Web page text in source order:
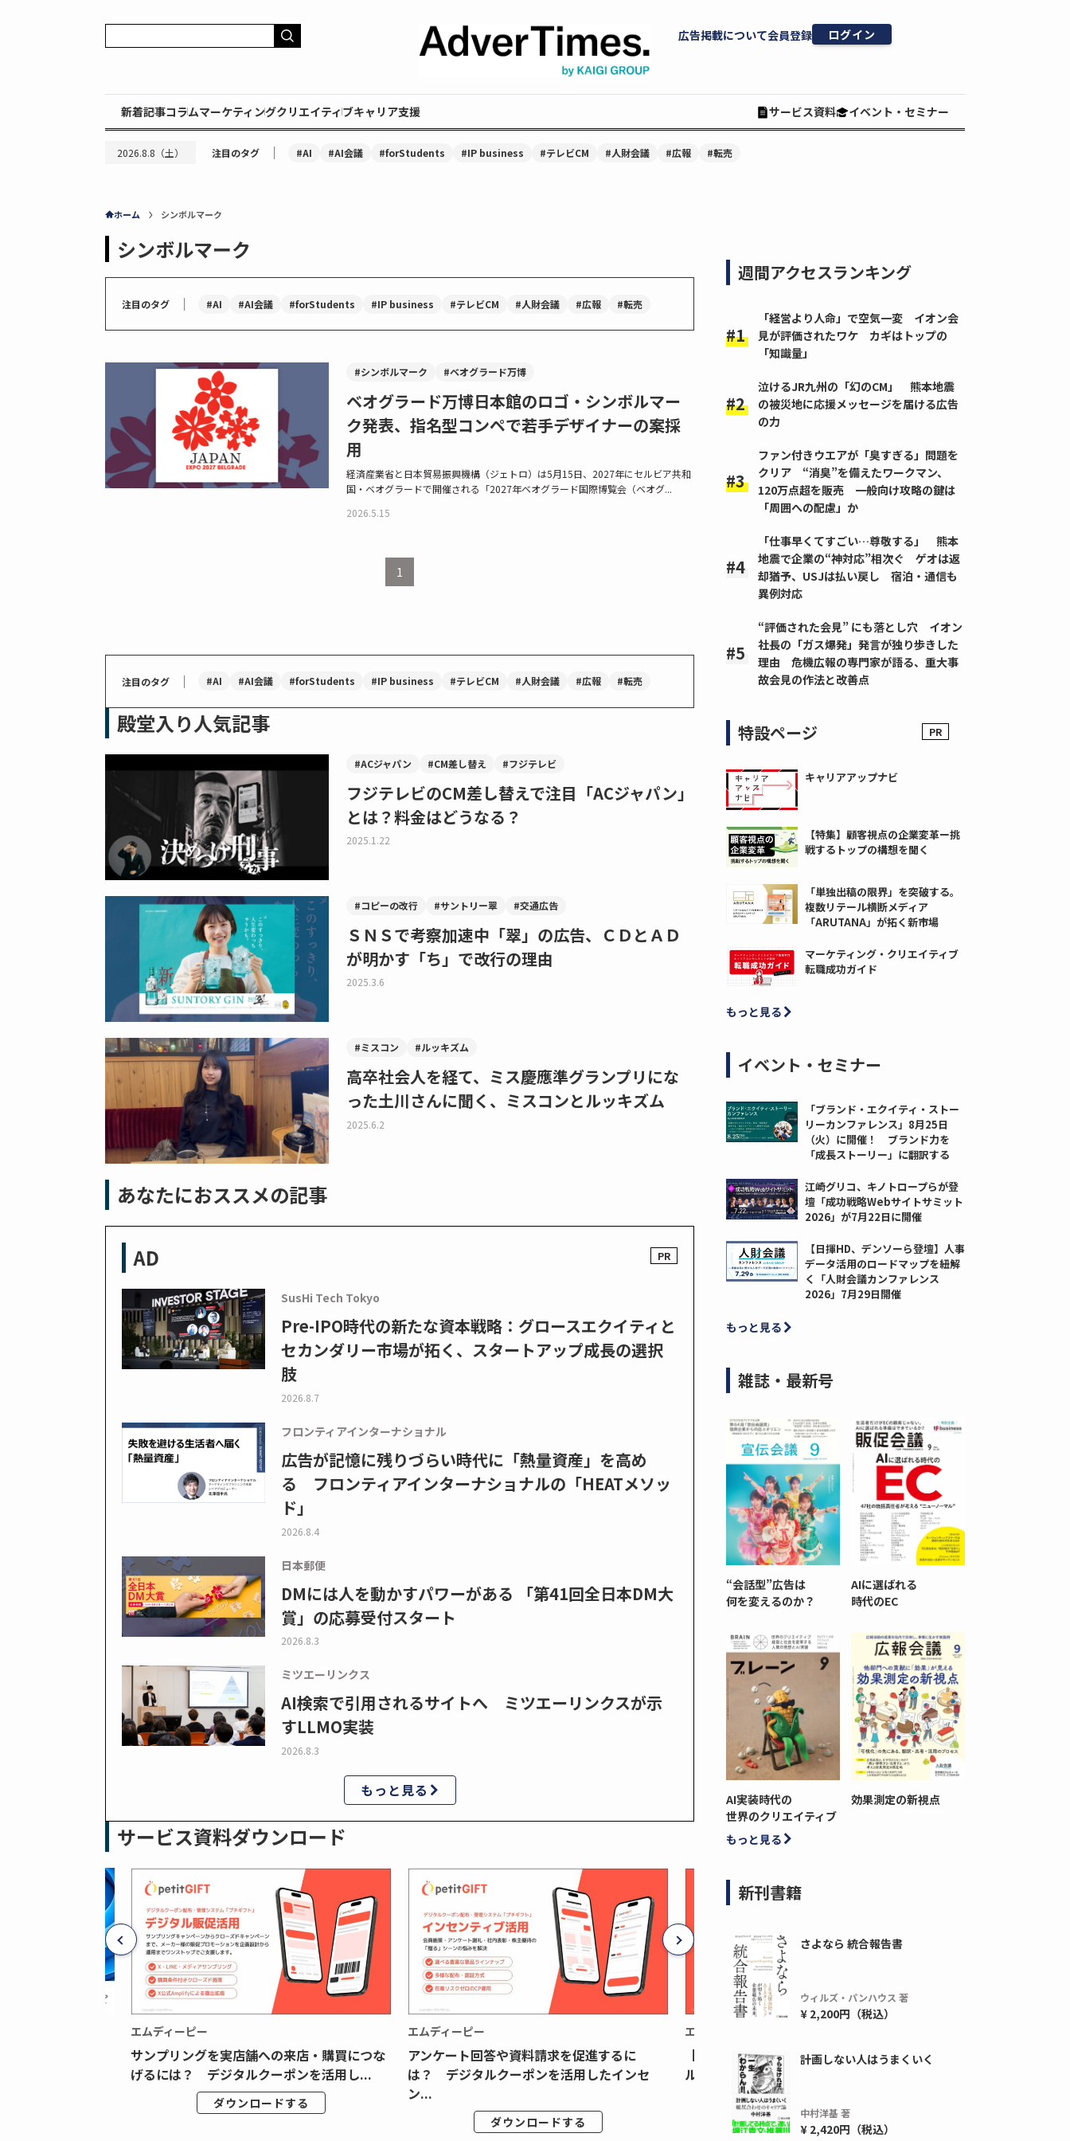
広告掲載について会員登録 ログイン
新着記事コラムマーケティングクリエイティブキャリア支援 サービス資料 イベント・セミナー
2026.8.8（土） 注目のタグ ｜ #AI #AI会議 #forStudents #IP business #テレビCM #人財会議 #広報 #転売
ホーム シンボルマーク
シンボルマーク
注目のタグ ｜ #AI #AI会議 #forStudents #IP business #テレビCM #人財会議 #広報 #転売
#シンボルマーク #ベオグラード万博
ベオグラード万博日本館のロゴ・シンボルマー
ク発表、指名型コンペで若手デザイナーの案採
用
経済産業省と日本貿易振興機構（ジェトロ）は5月15日、2027年にセルビア共和
国・ベオグラードで開催される「2027年ベオグラード国際博覧会（ベオグ...
2026.5.15
1
注目のタグ ｜ #AI #AI会議 #forStudents #IP business #テレビCM #人財会議 #広報 #転売
殿堂入り人気記事
#ACジャパン #CM差し替え #フジテレビ
フジテレビのCM差し替えで注目「ACジャパン」
とは？料金はどうなる？
2025.1.22
#コピーの改行 #サントリー翠 #交通広告
ＳＮＳで考察加速中「翠」の広告、ＣＤとＡＤ
が明かす「ち」で改行の理由
2025.3.6
#ミスコン #ルッキズム
高卒社会人を経て、ミス慶應準グランプリにな
った土川さんに聞く、ミスコンとルッキズム
2025.6.2
あなたにおススメの記事
AD
SusHi Tech Tokyo
Pre-IPO時代の新たな資本戦略：グロースエクイティと
セカンダリー市場が拓く、スタートアップ成長の選択
肢
2026.8.7
フロンティアインターナショナル
広告が記憶に残りづらい時代に「熱量資産」を高め
る フロンティアインターナショナルの「HEATメソッ
ド」
2026.8.4
日本郵便
DMには人を動かすパワーがある 「第41回全日本DM大
賞」の応募受付スタート
2026.8.3
ミツエーリンクス
AI検索で引用されるサイトへ ミツエーリンクスが示
すLLMO実装
2026.8.3
もっと見る
サービス資料ダウンロード
エムディーピー
サンプリングを実店舗への来店・購買につな
げるには？ デジタルクーポンを活用し...
ダウンロードする
エムディーピー
アンケート回答や資料請求を促進するに
は？ デジタルクーポンを活用したインセ
ン...
ダウンロードする
エムディーピー
【月間1,000万本以上の配布実績！】デジタ
ルクーポンを活用した販促キャンペーンを...
ダウンロードする
週間アクセスランキング
「経営より人命」で空気一変 イオン会
見が評価されたワケ カギはトップの
「知識量」
泣けるJR九州の「幻のCM」 熊本地震
の被災地に応援メッセージを届ける広告
の力
ファン付きウエアが「臭すぎる」問題を
クリア “消臭”を備えたワークマン、
120万点超を販売 一般向け攻略の鍵は
「周囲への配慮」か
「仕事早くてすごい…尊敬する」 熊本
地震で企業の“神対応”相次ぐ ゲオは返
却猶予、USJは払い戻し 宿泊・通信も
異例対応
“評価された会見” にも落とし穴 イオン
社長の「ガス爆発」発言が独り歩きした
理由 危機広報の専門家が語る、重大事
故会見の作法と改善点
特設ページ
キャリアアップナビ
【特集】顧客視点の企業変革ー挑
戦するトップの構想を聞く
「単独出稿の限界」を突破する。
複数リテール横断メディア
「ARUTANA」が拓く新市場
マーケティング・クリエイティブ
転職成功ガイド
もっと見る
イベント・セミナー
「ブランド・エクイティ・ストー
リーカンファレンス」8月25日
（火）に開催！ ブランド力を
「成長ストーリー」に翻訳する
江崎グリコ、キノトロープらが登
壇「成功戦略Webサイトサミット
2026」が7月22日に開催
【日揮HD、デンソーら登壇】人事
データ活用のロードマップを紐解
く「人財会議カンファレンス
2026」7月29日開催
もっと見る
雑誌・最新号
“会話型”広告は
何を変えるのか？
AIに選ばれる
時代のEC
AI実装時代の
世界のクリエイティブ
効果測定の新視点
もっと見る
新刊書籍
さよなら 統合報告書
ウィルズ・パンハウス 著
¥ 2,200円（税込）
計画しない人はうまくいく
中村洋基 著
¥ 2,420円（税込）